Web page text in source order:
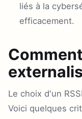
liés à la
efficacement.
Le choix d'un
Voici quelques